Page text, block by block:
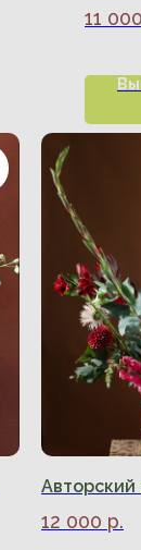
11 000
Авторский
12 000 р.